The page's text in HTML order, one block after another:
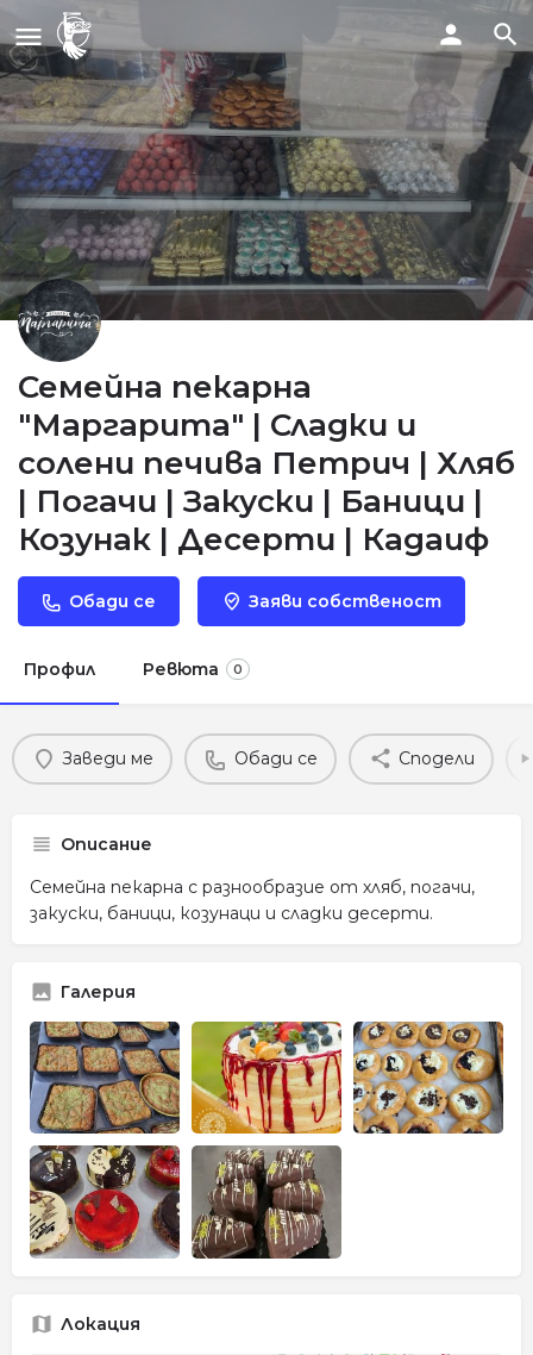
Семейна пекарна
"Маргарита" | Сладки и
солени печива Петрич | Хляб
| Погачи | Закуски | Баници |
Козунак | Десерти | Кадаиф
Обади се Заяви собственост
Профил Ревюта 0
Заведи ме Обади се Сподели
Описание
Семейна пекарна с разнообразие от хляб, погачи,
закуски, баници, козунаци и сладки десерти.
Галерия
Локация